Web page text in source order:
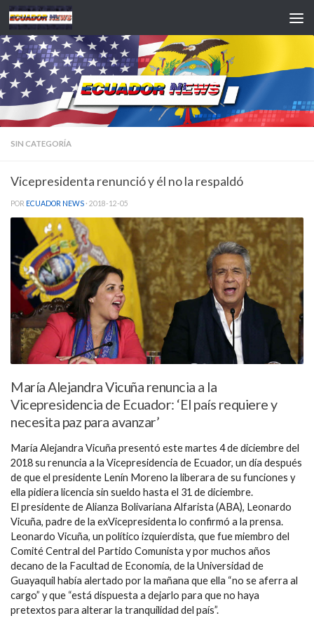
Saltar al contenido
SIN CATEGORÍA
Vicepresidenta renunció y él no la respaldó
POR ECUADOR NEWS · 2018-12-05
María Alejandra Vicuña renuncia a la
Vicepresidencia de Ecuador: ‘El país requiere y
necesita paz para avanzar’
María Alejandra Vicuña presentó este martes 4 de diciembre del
2018 su renuncia a la Vicepresidencia de Ecuador, un día después
de que el presidente Lenín Moreno la liberara de su funciones y
ella pidiera licencia sin sueldo hasta el 31 de diciembre.
El presidente de Alianza Bolivariana Alfarista (ABA), Leonardo
Vicuña, padre de la exVicepresidenta lo confirmó a la prensa.
Leonardo Vicuña, un político izquierdista, que fue miembro del
Comité Central del Partido Comunista y por muchos años
decano de la Facultad de Economía, de la Universidad de
Guayaquil había alertado por la mañana que ella “no se aferra al
cargo” y que “está dispuesta a dejarlo para que no haya
pretextos para alterar la tranquilidad del país”.